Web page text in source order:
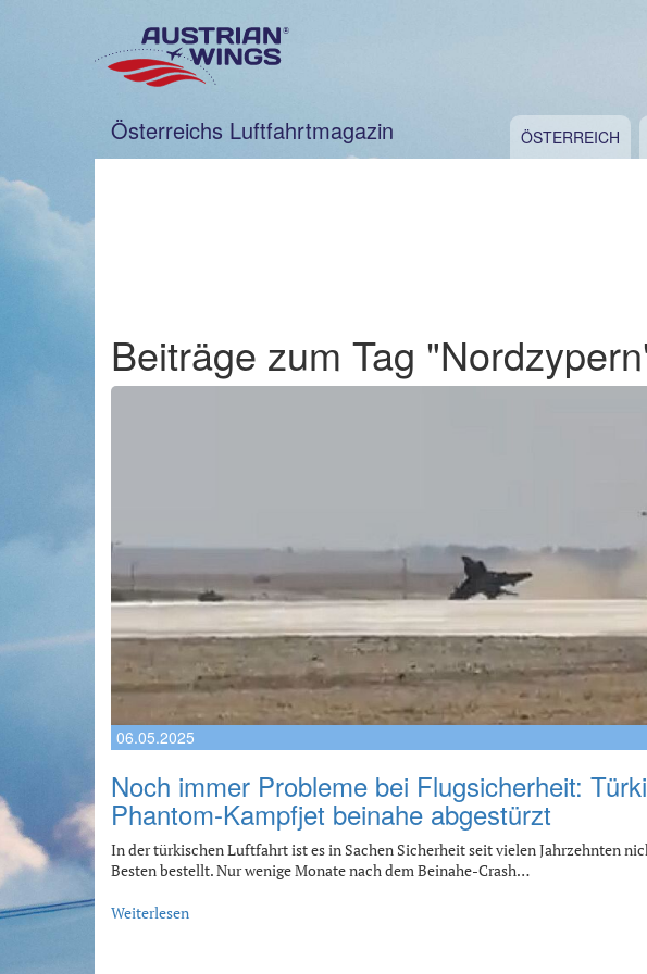
Österreichs Luftfahrtmagazin ÖSTERREICH
Beiträge zum Tag
06.05.2025
Noch immer Probleme bei Flugsicherheit:
Phantom-Kampfjet beinahe abgestürzt
In der türkischen Luftfahrt ist es in Sachen Sicherheit seit vielen Jahrzehnten
Besten bestellt. Nur wenige Monate nach dem Beinahe-Crash…
Weiterlesen